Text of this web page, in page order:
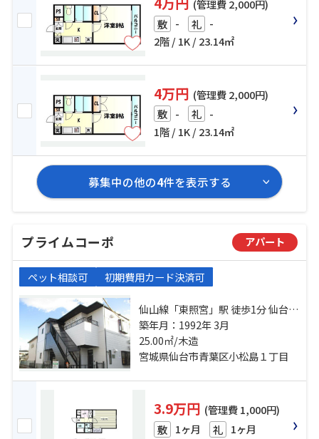
(管理費 2,000円)
敷 - 礼 -
2階 / 1K / 23.14㎡
4万円 (管理費 2,000円)
敷 - 礼 -
1階 / 1K / 23.14㎡
募集中の他の4件を表示する
プライムコーポ アパート
ペット相談可 初期費用カード決済可
仙山線「東照宮」駅 徒歩1分 仙台市
営南北線「台原」駅 徒歩25分 東照
宮一丁目バス停下車 徒歩2分
築年月：1992年 3月
25.00㎡/木造
宮城県仙台市青葉区小松島１丁目
3.9万円 (管理費 1,000円)
敷 1ヶ月 礼 1ヶ月